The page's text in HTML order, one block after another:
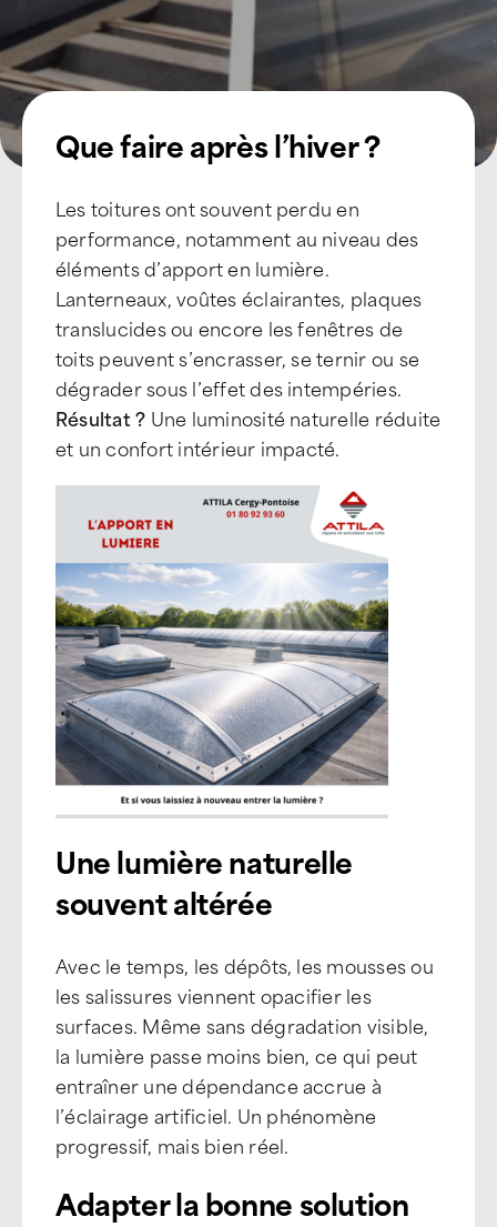
Que faire après l’hiver ?
Les toitures ont souvent perdu en
performance, notamment au niveau des
éléments d’apport en lumière.
Lanterneaux, voûtes éclairantes, plaques
translucides ou encore les fenêtres de
toits peuvent s’encrasser, se ternir ou se
dégrader sous l’effet des intempéries.
Résultat ? Une luminosité naturelle réduite
et un confort intérieur impacté.
Une lumière naturelle
souvent altérée
Avec le temps, les dépôts, les mousses ou
les salissures viennent opacifier les
surfaces. Même sans dégradation visible,
la lumière passe moins bien, ce qui peut
entraîner une dépendance accrue à
l’éclairage artificiel. Un phénomène
progressif, mais bien réel.
Adapter la bonne solution